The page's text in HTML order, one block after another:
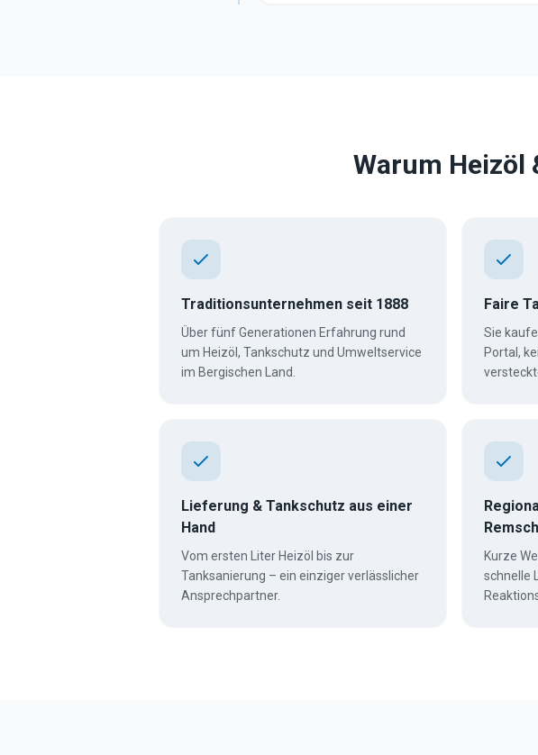
Warum Heizöl
Traditionsunternehmen seit 1888
Über fünf Generationen Erfahrung rund
um Heizöl, Tankschutz und Umweltservice
im Bergischen Land.
Faire
Sie
Portal,
Lieferung & Tankschutz aus einer
Hand
Vom ersten Liter Heizöl bis zur
Tanksanierung – ein einziger verlässlicher
Ansprechpartner.
Kurze
schnelle